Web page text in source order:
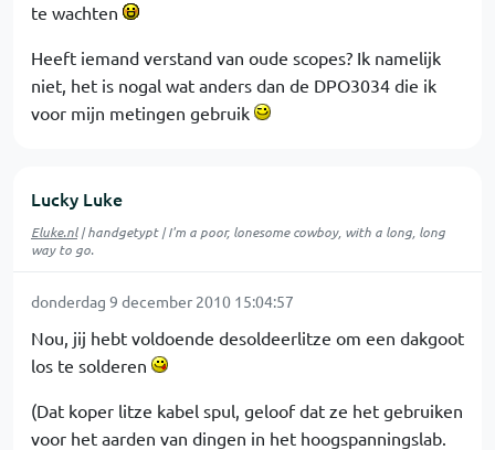
te wachten
Heeft iemand verstand van oude scopes? Ik namelijk
niet, het is nogal wat anders dan de DPO3034 die ik
voor mijn metingen gebruik
Lucky Luke
Eluke.nl| handgetypt | I'm a poor, lonesome cowboy, with a long, long
way to go.
donderdag 9 december 2010 15:04:57
Nou, jij hebt voldoende desoldeerlitze om een dakgoot
los te solderen
(Dat koper litze kabel spul, geloof dat ze het gebruiken
voor het aarden van dingen in het hoogspanningslab.